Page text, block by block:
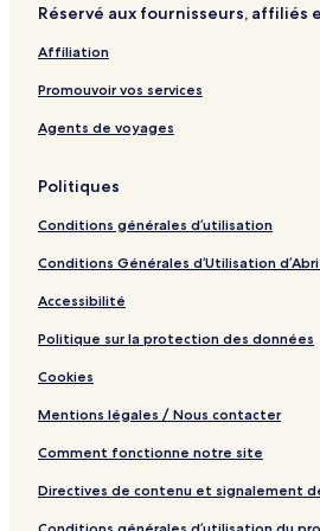
!i
g
t
o
n
I
G
y
e
D
o
u
g
s
y
I
H
G
Réservé aux fournisseurs, affiliés
Affiliation
Promouvoir vos services
Agents de voyages
Politiques
Conditions générales d’utilisation
Conditions Générales d’Utilisation
Accessibilité
Politique sur la protection des données
Cookies
Mentions légales / Nous contacter
Comment fonctionne notre site
Directives de contenu et signalement